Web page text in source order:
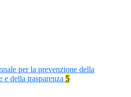
per la prevenzione della
e della trasparenza 5